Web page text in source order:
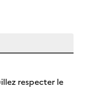
respecter le